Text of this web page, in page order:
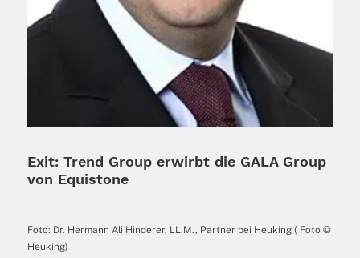
Exit: Trend Group erwirbt die GALA Group
von Equistone
Foto: Dr. Hermann Ali Hinde­rer, LL.M., Part­ner bei Heuking ( Foto ©
Heuking)